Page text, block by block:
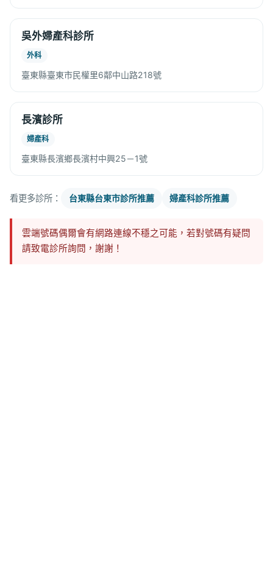
吳外婦產科診所
外科
臺東縣臺東市民權里6鄰中山路218號
長濱診所
婦產科
臺東縣長濱鄉長濱村中興25－1號
看更多診所： 台東縣台東市診所推薦 婦產科診所推薦
雲端號碼偶爾會有網路連線不穩之可能，若對號碼有疑問
請致電診所詢問，謝謝！